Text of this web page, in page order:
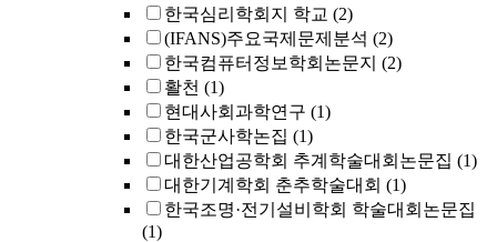
한국심리학회지 학교 (2)
(IFANS)주요국제문제분석 (2)
한국컴퓨터정보학회논문지 (2)
활천 (1)
현대사회과학연구 (1)
한국군사학논집 (1)
대한산업공학회 추계학술대회논문집 (1)
대한기계학회 춘추학술대회 (1)
한국조명·전기설비학회 학술대회논문집
(1)